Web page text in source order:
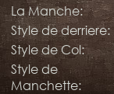
La Manche:
Style de derriere:
Style de Col:
Style de
Manchette: